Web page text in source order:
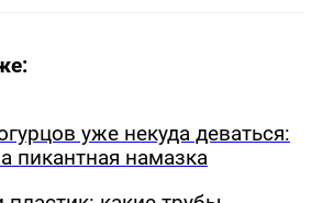
уже некуда деваться:
пикантная намазка